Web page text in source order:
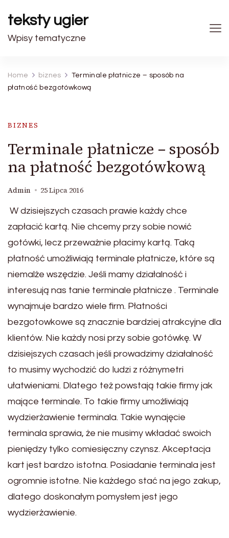
teksty ugier
Wpisy tematyczne
Home biznes
Terminale płatnicze – sposób na
płatność bezgotówkową
BIZNES
Terminale płatnicze – sposób
na płatność bezgotówkową
Admin 25 Lipca 2016
W dzisiejszych czasach prawie każdy chce
zapłacić kartą. Nie chcemy przy sobie nowić
gotówki, lecz przeważnie płacimy kartą. Taką
płatność umożliwiają terminale płatnicze, które są
niemalże wszędzie. Jeśli mamy działalność i
interesują nas tanie terminale płatnicze . Terminale
wynajmuje bardzo wiele firm. Płatności
bezgotowkowe są znacznie bardziej atrakcyjne dla
klientów. Nie każdy nosi przy sobie gotówkę. W
dzisiejszych czasach jeśli prowadzimy działalność
to musimy wychodzić do ludzi z różnymetri
ułatwieniami. Dlatego też powstają takie firmy jak
mające terminale. To takie firmy umożliwiają
wydzierżawienie terminala. Takie wynajęcie
terminala sprawia, że nie musimy wkładać swoich
pieniędzy tylko comiesięczny czynsz. Akceptacja
kart jest bardzo istotna. Posiadanie terminala jest
ogromnie istotne. Nie każdego stać na jego zakup,
dlatego doskonałym pomysłem jest jego
wydzierżawienie.